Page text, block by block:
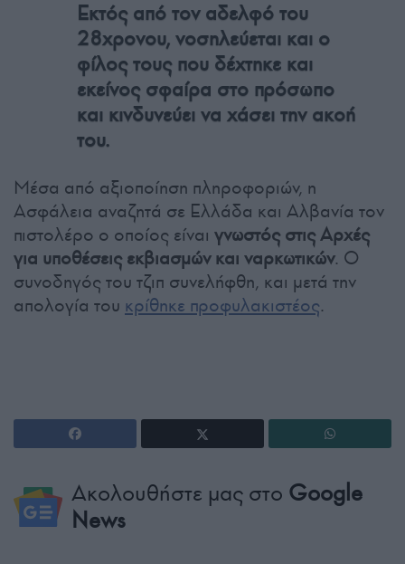
Εκτός από τον αδελφό του
28χρονου, νοσηλεύεται και ο
φίλος τους που δέχτηκε και
εκείνος σφαίρα στο πρόσωπο
και κινδυνεύει να χάσει την ακοή
του.
Μέσα από αξιοποίηση πληροφοριών, η
Ασφάλεια αναζητά σε Ελλάδα και Αλβανία τον
πιστολέρο ο οποίος είναι γνωστός στις Αρχές
για υποθέσεις εκβιασμών και ναρκωτικών. Ο
συνοδηγός του τζιπ συνελήφθη, και μετά την
απολογία του κρίθηκε προφυλακιστέος.
Ακολουθήστε μας στο Google
News